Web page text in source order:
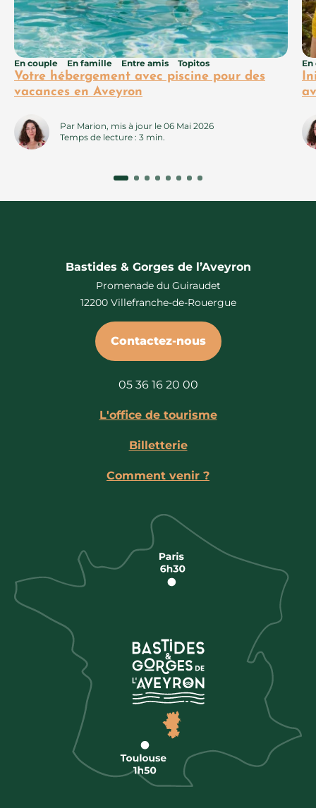
Votre hébergement avec piscine pour des
vacances en Aveyron
En couple En famille Entre amis Topitos
Par Marion, mis à jour le 06 Mai 2026
Temps de lecture : 3 min.
Bastides & Gorges de l’Aveyron
Promenade du Guiraudet
12200 Villefranche-de-Rouergue
Contactez-nous
05 36 16 20 00
L'office de tourisme
Billetterie
Comment venir ?